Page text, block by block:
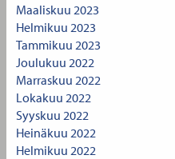
Maaliskuu 2023
Helmikuu 2023
Tammikuu 2023
Joulukuu 2022
Marraskuu 2022
Lokakuu 2022
Syyskuu 2022
Heinäkuu 2022
Helmikuu 2022